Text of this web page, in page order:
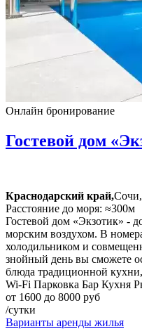
Онлайн бронирование
Гостевой дом
Краснодарский край,
Расстояние до моря: ≈300м
Гостевой дом «Экзотик» -
морским воздухом. В
холодильником и
знойный день вы сможете
блюда традиционной
Wi-Fi Парковка Бар Кухня
от 1600 до 8000 руб
/сутки
Варианты аренды жилья